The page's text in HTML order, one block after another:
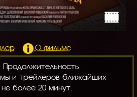
О фильме
и трейлеров ближайших
более 20 минут.